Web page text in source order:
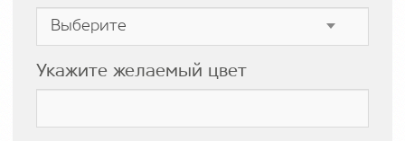
Укажите желаемый цвет